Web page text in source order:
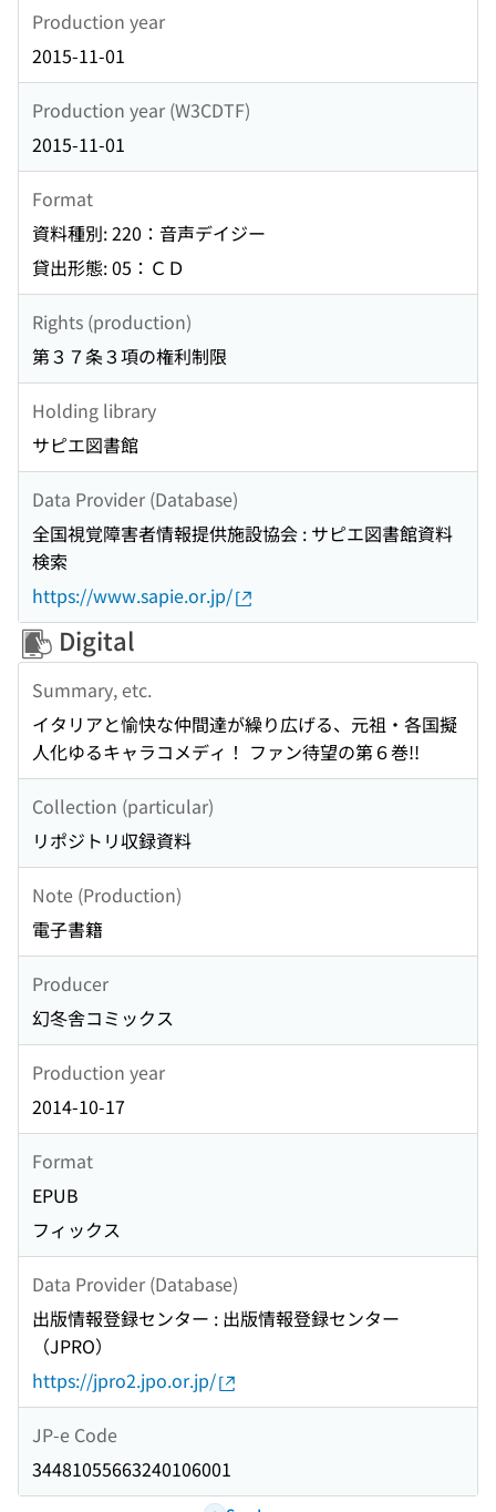
Production year
2015-11-01
Production year (W3CDTF)
2015-11-01
Format
資料種別: 220：音声デイジー
貸出形態: 05：ＣＤ
Rights (production)
第３７条３項の権利制限
Holding library
サピエ図書館
Data Provider (Database)
全国視覚障害者情報提供施設協会 : サピエ図書館資料
検索
https://www.sapie.or.jp/
Digital
Summary, etc.
イタリアと愉快な仲間達が繰り広げる、元祖・各国擬
人化ゆるキャラコメディ！ ファン待望の第６巻!!
Collection (particular)
リポジトリ収録資料
Note (Production)
電子書籍
Producer
幻冬舎コミックス
Production year
2014-10-17
Format
EPUB
フィックス
Data Provider (Database)
出版情報登録センター : 出版情報登録センター
（JPRO）
https://jpro2.jpo.or.jp/
JP-e Code
34481055663240106001